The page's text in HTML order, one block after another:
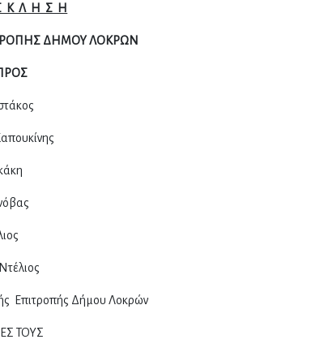
Κ Λ Η Σ Η
ΔΗΜΟΥ ΛΟΚΡΩΝ
Επιτροπής Δήμου Λοκρών
ΤΟΥΣ